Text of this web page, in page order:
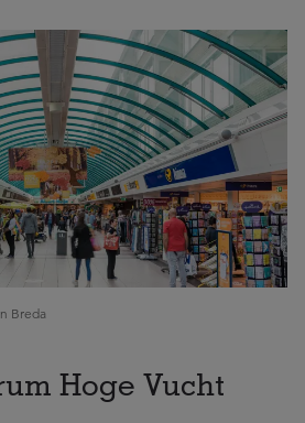
Breda
Hoge Vucht